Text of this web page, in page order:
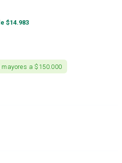
$14.983
a $150.000